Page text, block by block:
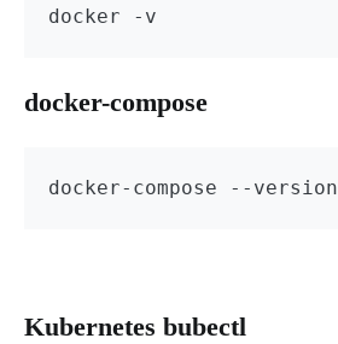
docker -v
docker-compose
docker-compose --version
Kubernetes bubectl